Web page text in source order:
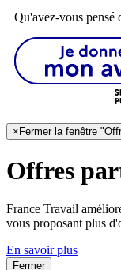
Qu'avez-vous pensé
×Fermer la fenêtre
Offres
France Travail
vous proposant plus
En savoir plus
Fermer